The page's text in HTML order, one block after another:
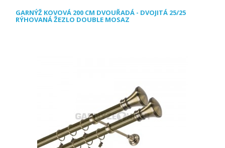
GARNÝŽ KOVOVÁ 200 CM DVOUŘADÁ - DVOJITÁ 25/25
RÝHOVANÁ ŽEZLO DOUBLE MOSAZ